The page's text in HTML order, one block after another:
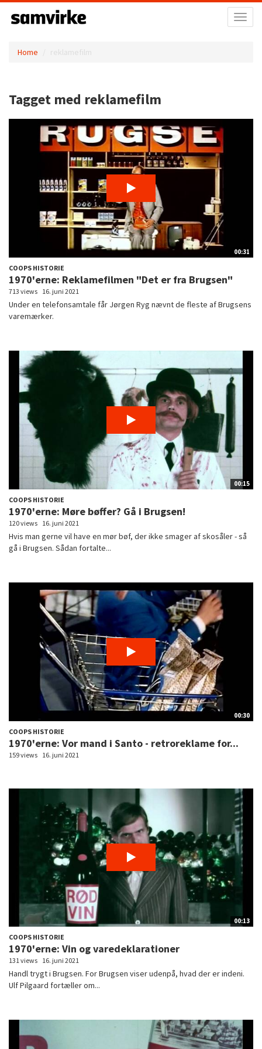
Home reklamefilm
Tagget med reklamefilm
00:31
COOPS HISTORIE
1970'erne: Reklamefilmen "Det er fra Brugsen"
713 views 16. juni 2021
Under en telefonsamtale får Jørgen Ryg nævnt de fleste af Brugsens
varemærker.
00:15
COOPS HISTORIE
1970'erne: Møre bøffer? Gå i Brugsen!
120 views 16. juni 2021
Hvis man gerne vil have en mør bøf, der ikke smager af skosåler - så
gå i Brugsen. Sådan fortalte...
00:30
COOPS HISTORIE
1970'erne: Vor mand i Santo - retroreklame for...
159 views 16. juni 2021
00:13
COOPS HISTORIE
1970'erne: Vin og varedeklarationer
131 views 16. juni 2021
Handl trygt i Brugsen. For Brugsen viser udenpå, hvad der er indeni.
Ulf Pilgaard fortæller om...